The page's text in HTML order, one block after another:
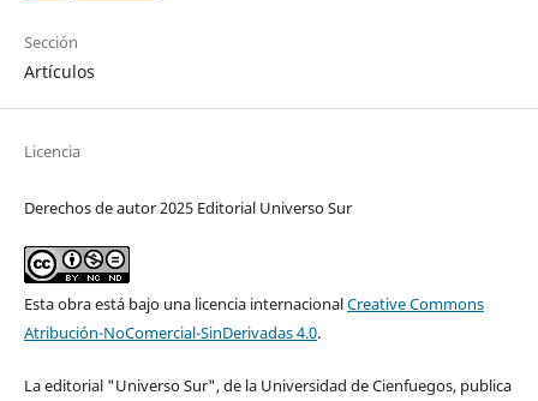
Sección
Artículos
Licencia
Derechos de autor 2025 Editorial Universo Sur
Esta obra está bajo una licencia internacionalCreative Commons
Atribución-NoComercial-SinDerivadas 4.0.
La editorial "Universo Sur", de la Universidad de Cienfuegos, publica